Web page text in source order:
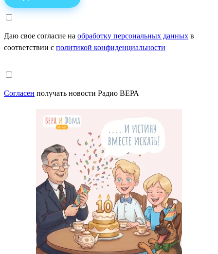
Даю свое согласие на обработку персональных данных в
соответствии с политикой конфиденциальности
Согласен получать новости Радио ВЕРА